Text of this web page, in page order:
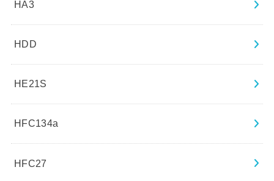
HA3
HDD
HE21S
HFC134a
HFC27